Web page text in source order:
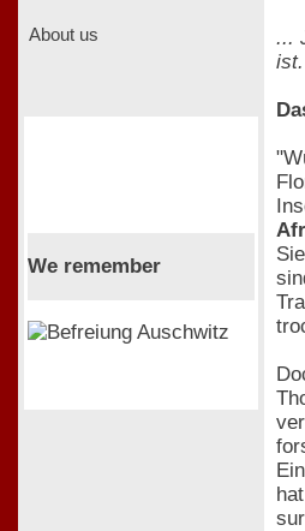
About us
We remember
...
ist.